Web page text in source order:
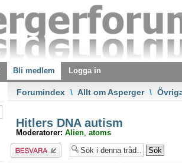
Bli medlem Logga in
Forumindex \ Allt om Asperger \
Hitlers DNA autism
Moderatorer: Alien, atoms
Besvara